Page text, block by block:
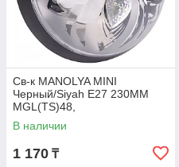
Св-к MANOLYA MINI
Черный/Siyah E27 230MM
MGL(TS)48,
В наличии
1 170 ₸